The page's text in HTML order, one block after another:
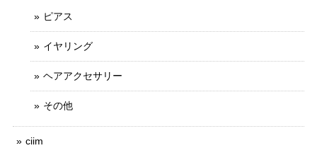
ピアス
イヤリング
ヘアアクセサリー
その他
ciim